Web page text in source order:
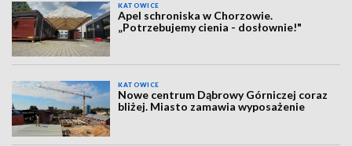
KATOWICE
Apel schroniska w Chorzowie.
„Potrzebujemy cienia - dosłownie!"
KATOWICE
Nowe centrum Dąbrowy Górniczej coraz
bliżej. Miasto zamawia wyposażenie